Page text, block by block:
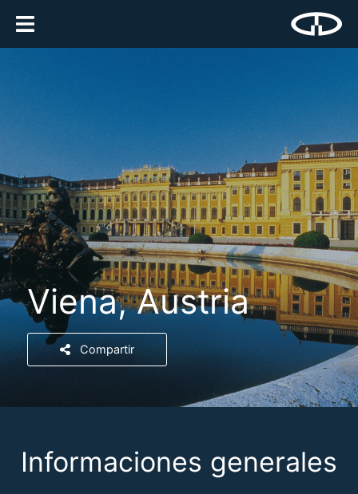
Viena, Austria
Compartir
Informaciones generales